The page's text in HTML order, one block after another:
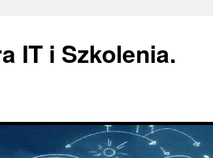
IT i Szkolenia.